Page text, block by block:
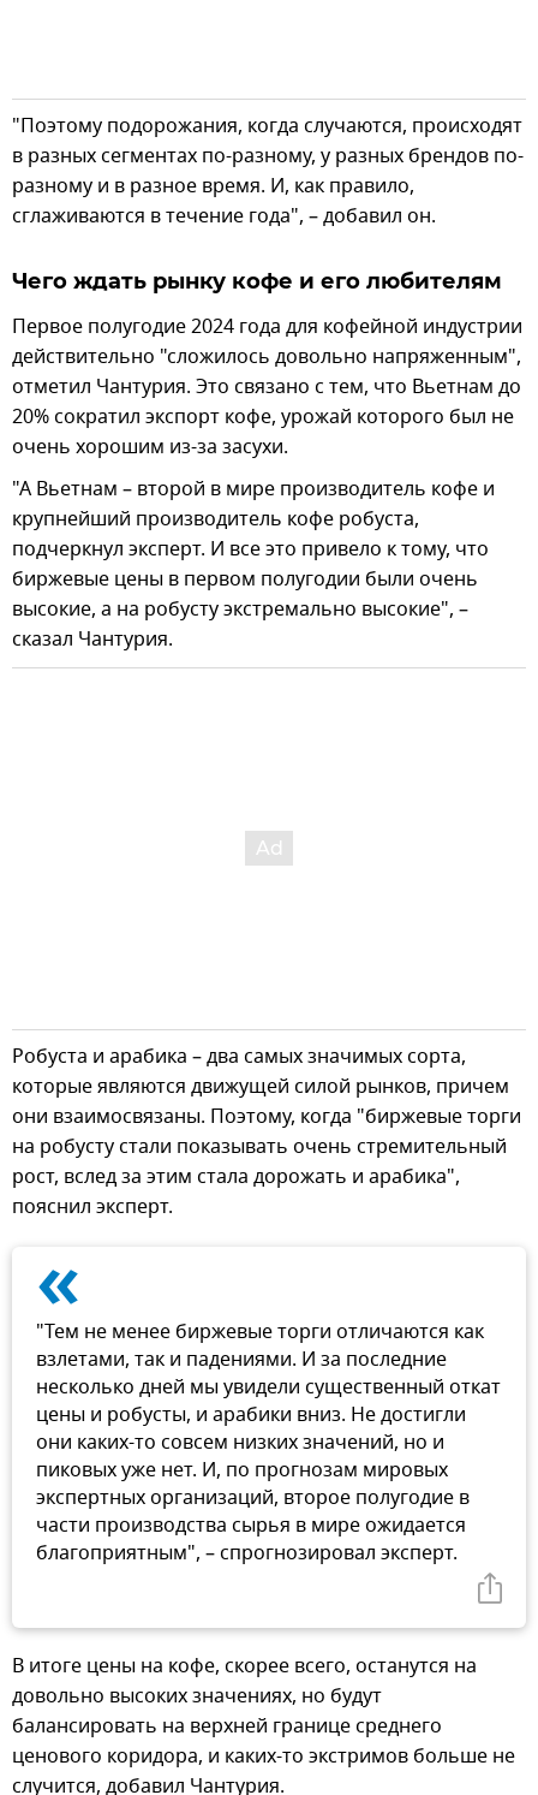
"Поэтому подорожания, когда случаются, происходят
в разных сегментах по-разному, у разных брендов по-
разному и в разное время. И, как правило,
сглаживаются в течение года", – добавил он.
Чего ждать рынку кофе и его любителям
Первое полугодие 2024 года для кофейной индустрии
действительно "сложилось довольно напряженным",
отметил Чантурия. Это связано с тем, что Вьетнам до
20% сократил экспорт кофе, урожай которого был не
очень хорошим из-за засухи.
"А Вьетнам – второй в мире производитель кофе и
крупнейший производитель кофе робуста,
подчеркнул эксперт. И все это привело к тому, что
биржевые цены в первом полугодии были очень
высокие, а на робусту экстремально высокие", –
сказал Чантурия.
Робуста и арабика – два самых значимых сорта,
которые являются движущей силой рынков, причем
они взаимосвязаны. Поэтому, когда "биржевые торги
на робусту стали показывать очень стремительный
рост, вслед за этим стала дорожать и арабика",
пояснил эксперт.
«
"Тем не менее биржевые торги отличаются как
взлетами, так и падениями. И за последние
несколько дней мы увидели существенный откат
цены и робусты, и арабики вниз. Не достигли
они каких-то совсем низких значений, но и
пиковых уже нет. И, по прогнозам мировых
экспертных организаций, второе полугодие в
части производства сырья в мире ожидается
благоприятным", – спрогнозировал эксперт.
В итоге цены на кофе, скорее всего, останутся на
довольно высоких значениях, но будут
балансировать на верхней границе среднего
ценового коридора, и каких-то экстримов больше не
случится, добавил Чантурия.